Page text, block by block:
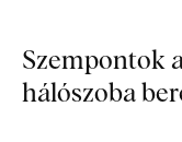
Szempontok
hálószoba